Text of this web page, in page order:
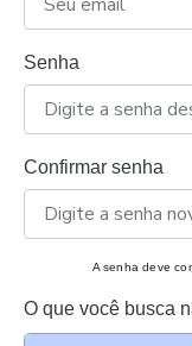
Senha
Confirmar senha
A senha deve
O que você busca